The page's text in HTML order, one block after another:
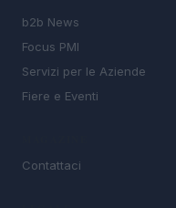
b2b News
Focus PMI
Servizi per le Aziende
Fiere e Eventi
Contattaci